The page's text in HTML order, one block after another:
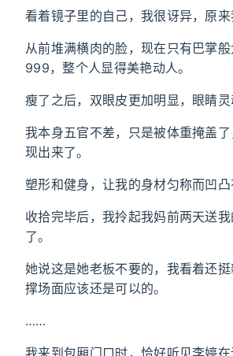
看着镜子里的自己，我很讶异，原来
从前堆满横肉的脸，现在只有巴掌
999，整个人显得美艳动人。
瘦了之后，双眼皮更加明显，眼睛灵
我本身五官不差，只是被体重掩盖
现出来了。
塑形和健身，让我的身材匀称而凹凸
收拾完毕后，我拎起我妈前两天送
了。
她说这是她老板不要的，我看着还
撑场面应该还是可以的。
……
我来到包厢门口时，恰好听见李婷在